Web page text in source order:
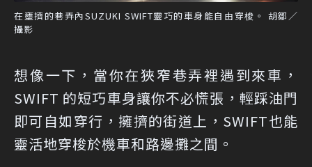
在壅擠的巷弄內SUZUKI SWIFT靈巧的車身能自由穿梭。 胡鄒／
攝影
想像一下，當你在狹窄巷弄裡遇到來車，
SWIFT 的短巧車身讓你不必慌張，輕踩油門
即可自如穿行，擁擠的街道上，SWIFT也能
靈活地穿梭於機車和路邊攤之間。